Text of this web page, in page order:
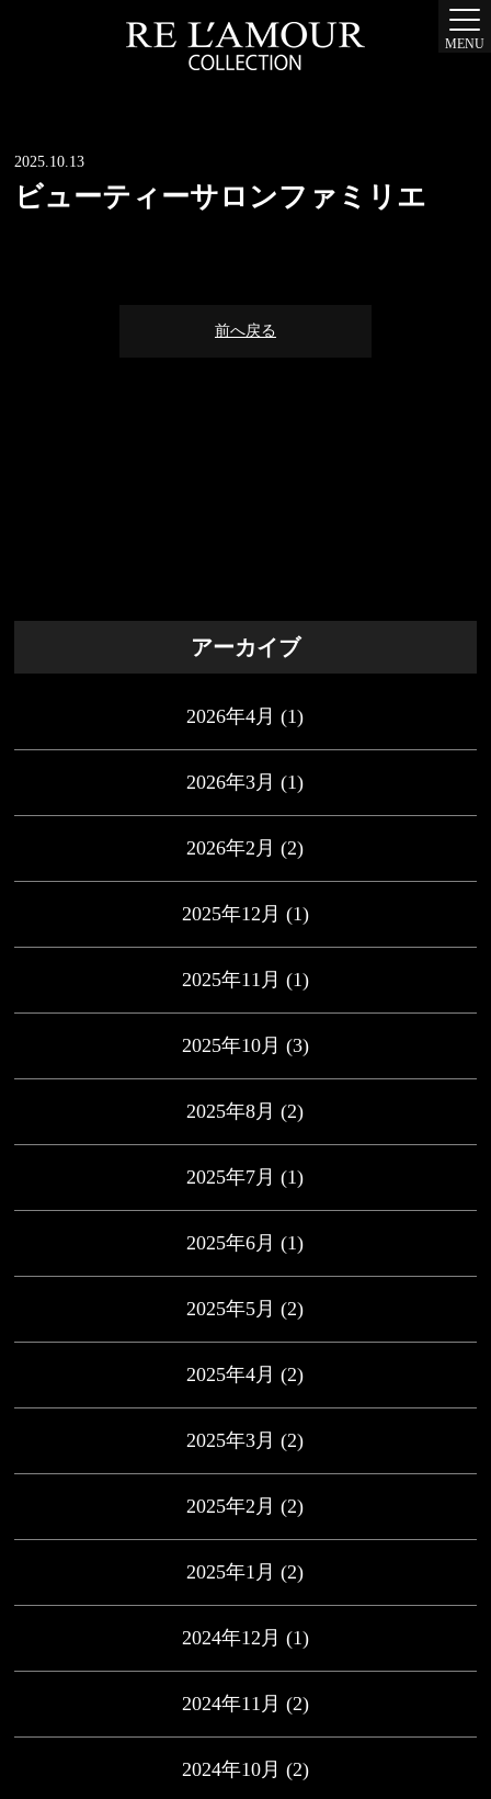
MENU
2025.10.13
ビューティーサロンファミリエ
前へ戻る
アーカイブ
2026年4月 (1)
2026年3月 (1)
2026年2月 (2)
2025年12月 (1)
2025年11月 (1)
2025年10月 (3)
2025年8月 (2)
2025年7月 (1)
2025年6月 (1)
2025年5月 (2)
2025年4月 (2)
2025年3月 (2)
2025年2月 (2)
2025年1月 (2)
2024年12月 (1)
2024年11月 (2)
2024年10月 (2)